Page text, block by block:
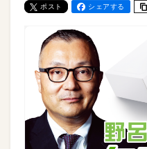
ポスト シェアする